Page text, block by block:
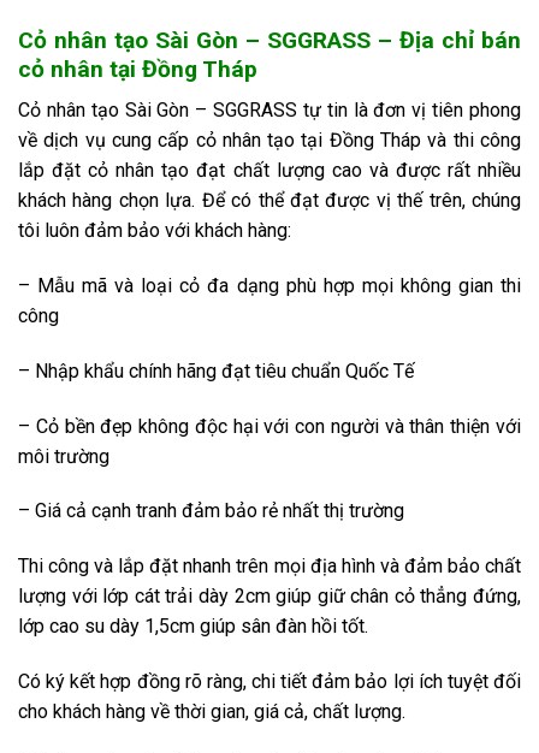
Cỏ nhân tạo Sài Gòn – SGGRASS – Địa chỉ bán
cỏ nhân tại Đồng Tháp
Cỏ nhân tạo Sài Gòn – SGGRASS tự tin là đơn vị tiên phong
về dịch vụ cung cấp cỏ nhân tạo tại Đồng Tháp và thi công
lắp đặt cỏ nhân tạo đạt chất lượng cao và được rất nhiều
khách hàng chọn lựa. Để có thể đạt được vị thế trên, chúng
tôi luôn đảm bảo với khách hàng:
– Mẫu mã và loại cỏ đa dạng phù hợp mọi không gian thi
công
– Nhập khẩu chính hãng đạt tiêu chuẩn Quốc Tế
– Cỏ bền đẹp không độc hại với con người và thân thiện với
môi trường
– Giá cả cạnh tranh đảm bảo rẻ nhất thị trường
Thi công và lắp đặt nhanh trên mọi địa hình và đảm bảo chất
lượng với lớp cát trải dày 2cm giúp giữ chân cỏ thẳng đứng,
lớp cao su dày 1,5cm giúp sân đàn hồi tốt.
Có ký kết hợp đồng rõ ràng, chi tiết đảm bảo lợi ích tuyệt đối
cho khách hàng về thời gian, giá cả, chất lượng.